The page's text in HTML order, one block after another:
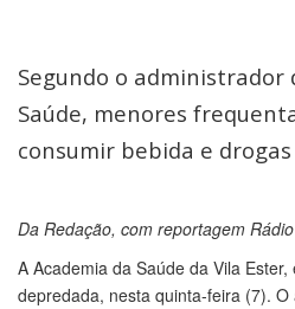
Segundo o administrador
Saúde, menores
consumir bebida e drogas
Da Redação, com reportagem
A Academia da Saúde da Vila
depredada, nesta quinta-feira (7).